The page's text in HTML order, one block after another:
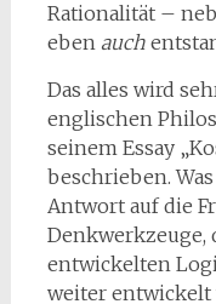
Rationalität –
eben auch
Das alles wird
englischen
seinem Essay
beschrieben.
Antwort auf die
Denkwerkzeuge,
entwickelten
weiter entwickelt